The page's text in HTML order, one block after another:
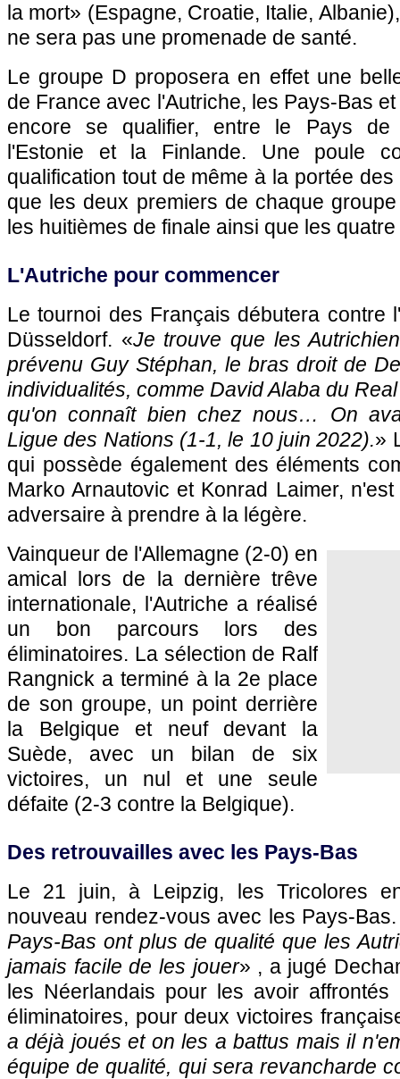
la mort» (Espagne, Croatie, Italie,
ne sera pas une promenade de santé.
Le groupe D proposera en effet une
de France avec l'Autriche, les Pays-Bas
encore se qualifier, entre le Pays de
l'Estonie et la Finlande. Une poule
qualification tout de même à la portée
que les deux premiers de chaque
les huitièmes de finale ainsi que les
L'Autriche pour commencer
Le tournoi des Français débutera contre
Düsseldorf. «Je trouve que les
prévenu Guy Stéphan, le bras droit de
individualités, comme David Alaba du
qu'on connaît bien chez nous… On
Ligue des Nations (1-1, le 10 juin 2022).»
qui possède également des éléments
Marko Arnautovic et Konrad Laimer,
adversaire à prendre à la légère.
Vainqueur de l'Allemagne (2-0) en
amical lors de la dernière trêve
internationale, l'Autriche a réalisé
un bon parcours lors des
éliminatoires. La sélection de Ralf
Rangnick a terminé à la 2e place
de son groupe, un point derrière
la Belgique et neuf devant la
Suède, avec un bilan de six
victoires, un nul et une seule
défaite (2-3 contre la Belgique).
Des retrouvailles avec les Pays-Bas
Le 21 juin, à Leipzig, les Tricolores
nouveau rendez-vous avec les Pays-
Pays-Bas ont plus de qualité que les
jamais facile de les jouer» , a jugé
les Néerlandais pour les avoir affrontés
éliminatoires, pour deux victoires
a déjà joués et on les a battus mais il
équipe de qualité, qui sera revancharde